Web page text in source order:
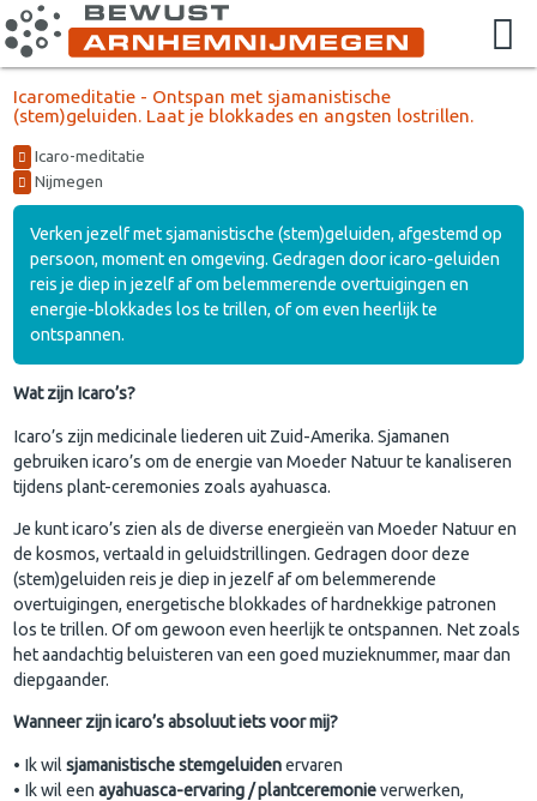
Icaromeditatie - Ontspan met sjamanistische
(stem)geluiden. Laat je blokkades en angsten lostrillen.
Icaro-meditatie
Nijmegen
Verken jezelf met sjamanistische (stem)geluiden, afgestemd op
persoon, moment en omgeving. Gedragen door icaro-geluiden
reis je diep in jezelf af om belemmerende overtuigingen en
energie-blokkades los te trillen, of om even heerlijk te
ontspannen.
Wat zijn Icaro’s?
Icaro’s zijn medicinale liederen uit Zuid-Amerika. Sjamanen
gebruiken icaro’s om de energie van Moeder Natuur te kanaliseren
tijdens plant-ceremonies zoals ayahuasca.
Je kunt icaro’s zien als de diverse energieën van Moeder Natuur en
de kosmos, vertaald in geluidstrillingen. Gedragen door deze
(stem)geluiden reis je diep in jezelf af om belemmerende
overtuigingen, energetische blokkades of hardnekkige patronen
los te trillen. Of om gewoon even heerlijk te ontspannen. Net zoals
het aandachtig beluisteren van een goed muzieknummer, maar dan
diepgaander.
Wanneer zijn icaro’s absoluut iets voor mij?
• Ik wilsjamanistische stemgeluidenervaren
• Ik wil eenayahuasca-ervaring / plantceremonieverwerken,